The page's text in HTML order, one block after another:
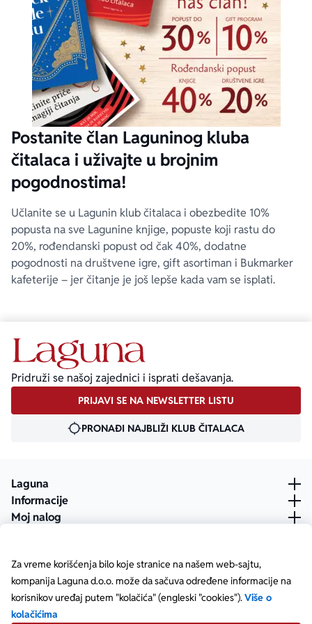
Za vreme korišćenja bilo koje stranice na našem web-sajtu,
kompanija Laguna d.o.o. može da sačuva određene informacije na
korisnikov uređaj putem "kolačića" (engleski "cookies").Više o
kolačićima
Postanite član Laguninog kluba
čitalaca i uživajte u brojnim
pogodnostima!
Učlanite se u Lagunin klub čitalaca i obezbedite 10%
popusta na sve Lagunine knjige, popuste koji rastu do
20%, rođendanski popust od čak 40%, dodatne
pogodnosti na društvene igre, gift asortiman i Bukmarker
kafeterije – jer čitanje je još lepše kada vam se isplati.
Pridruži se našoj zajednici i isprati dešavanja.
PRIJAVI SE NA NEWSLETTER LISTU
PRONAĐI NAJBLIŽI KLUB ČITALACA
Laguna
Informacije
Moj nalog